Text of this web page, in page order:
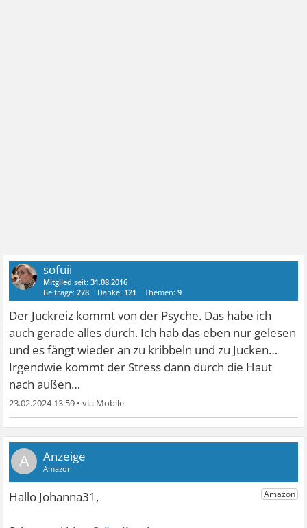
sofuii
Mitglied seit:31.08.2016
Beiträge:278 Danke: 121 Themen:9
Der Juckreiz kommt von der Psyche. Das habe ich
auch gerade alles durch. Ich hab das eben nur gelesen
und es fängt wieder an zu kribbeln und zu Jucken…
Irgendwie kommt der Stress dann durch die Haut
nach außen…
23.02.2024 13:59 •
A